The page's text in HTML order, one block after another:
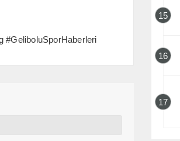
#GeliboluSporHaberleri
15
16
17